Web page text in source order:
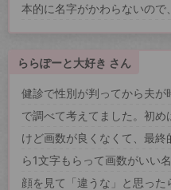
本的に名字がかわらないので
ららぽーと大好き さん
健診で性別が判ってから夫
で調べて考えてました。初
けど画数が良くなくて、最
ら1文字もらって画数がいい
顔を見て「違うな」と思っ